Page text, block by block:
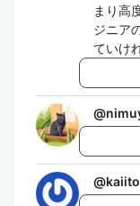
まり高
ジニア
ていけ
@
@kaiito